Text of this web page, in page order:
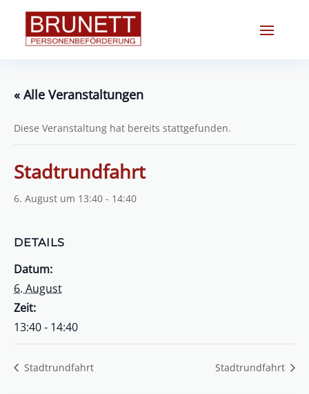
« Alle Veranstaltungen
Diese Veranstaltung hat bereits stattgefunden.
Stadtrundfahrt
6. August um 13:40 - 14:40
DETAILS
Datum:
6. August
Zeit:
13:40 - 14:40
Stadtrundfahrt Stadtrundfahrt